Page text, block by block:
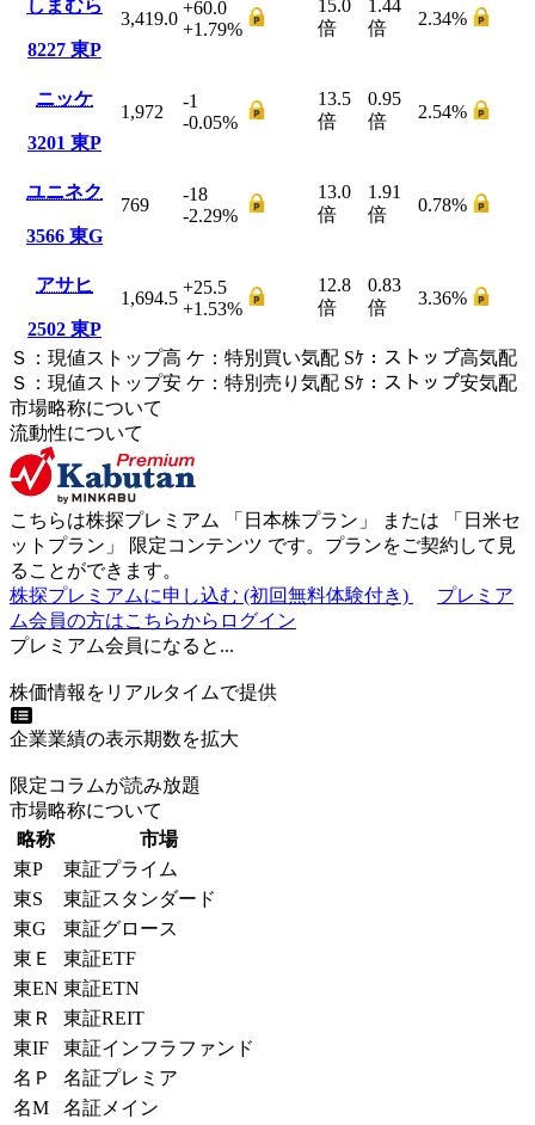
しまむら
8227 東P
3,419.0
+60.0
+1.79%
15.0
倍
1.44
倍
2.34%
ニッケ
3201 東P
1,972
-1
-0.05%
13.5
倍
0.95
倍
2.54%
ユニネク
3566 東G
769
-18
-2.29%
13.0
倍
1.91
倍
0.78%
アサヒ
2502 東P
1,694.5
+25.5
+1.53%
12.8
倍
0.83
倍
3.36%
Ｓ ： 現値ストップ高 ケ ： 特別買い気配 Sｹ ： ストップ高気配
Ｓ ： 現値ストップ安 ケ ： 特別売 り 気配 Sｹ ： ストップ安気配
市場略称について
流動性について
こちらは株探プレミアム 「 日本株プラン 」 または 「 日米セ
ットプラン 」 限定コンテンツ です。プランをご契約して見
ることができます。
株探プレミアムに申し込む (初回無料体験付き)
プレミア
ム会員の方はこちらからログイン
プレミアム会員になると...
株価情報をリアルタイムで提供
企業業績の表示期数を拡大
限定コラムが読み放題
市場略称について
略称
市場
東P
東証プライム
東S
東証スタンダード
東G
東証グロース
東Ｅ
東証ETF
東EN 東証ETN
東Ｒ
東証REIT
東IF
東証インフラファンド
名Ｐ
名証プレミア
名M
名証メイン